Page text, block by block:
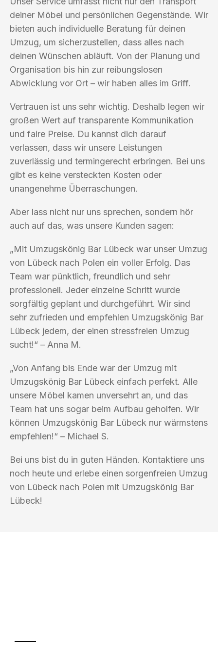
deiner Möbel und persönlichen Gegenstände. Wir
bieten auch individuelle Beratung für deinen
Umzug, um sicherzustellen, dass alles nach
deinen Wünschen abläuft. Von der Planung und
Organisation bis hin zur reibungslosen
Abwicklung vor Ort – wir haben alles im Griff.
Vertrauen ist uns sehr wichtig. Deshalb legen wir
großen Wert auf transparente Kommunikation
und faire Preise. Du kannst dich darauf
verlassen, dass wir unsere Leistungen
zuverlässig und termingerecht erbringen. Bei uns
gibt es keine versteckten Kosten oder
unangenehme Überraschungen.
Aber lass nicht nur uns sprechen, sondern hör
auch auf das, was unsere Kunden sagen:
„Mit Umzugskönig Bar Lübeck war unser Umzug
von Lübeck nach Polen ein voller Erfolg. Das
Team war pünktlich, freundlich und sehr
professionell. Jeder einzelne Schritt wurde
sorgfältig geplant und durchgeführt. Wir sind
sehr zufrieden und empfehlen Umzugskönig Bar
Lübeck jedem, der einen stressfreien Umzug
sucht!“ – Anna M.
„Von Anfang bis Ende war der Umzug mit
Umzugskönig Bar Lübeck einfach perfekt. Alle
unsere Möbel kamen unversehrt an, und das
Team hat uns sogar beim Aufbau geholfen. Wir
können Umzugskönig Bar Lübeck nur wärmstens
empfehlen!“ – Michael S.
Bei uns bist du in guten Händen. Kontaktiere uns
noch heute und erlebe einen sorgenfreien Umzug
von Lübeck nach Polen mit Umzugskönig Bar
Lübeck!